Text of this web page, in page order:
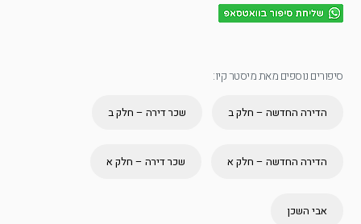
סיפורים נוספים מאת מיסטר קיו:
הדירה החדשה – חלק ב שכר דירה – חלק ב
הדירה החדשה – חלק א שכר דירה – חלק א
אבי השכן